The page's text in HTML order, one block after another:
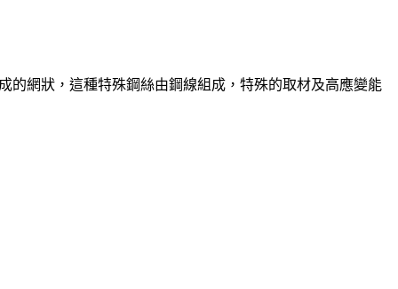
的網狀，這種特殊鋼絲由鋼線組成，特殊的取材及高應變能